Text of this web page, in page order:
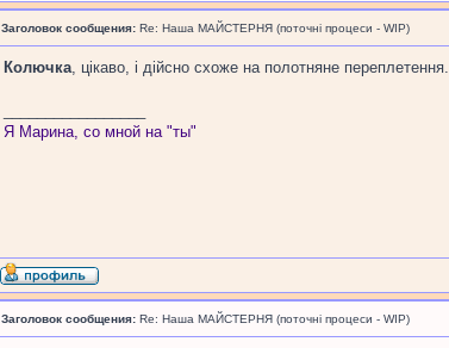
Заголовок сообщения: Re: Наша МАЙСТЕРНЯ (поточні процеси - WIP)
Колючка, цікаво, і дійсно схоже на полотняне переплетення.
Я Марина, со мной на "ты"
Заголовок сообщения: Re: Наша МАЙСТЕРНЯ (поточні процеси - WIP)